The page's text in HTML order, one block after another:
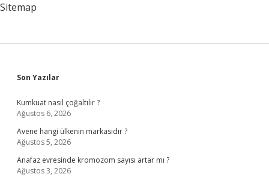
Sitemap
Sidebar
Son Yazılar
Kumkuat nasıl çoğaltılır ?
Ağustos 6, 2026
Avene hangi ülkenin markasıdır ?
Ağustos 5, 2026
Anafaz evresinde kromozom sayısı artar mı ?
Ağustos 3, 2026